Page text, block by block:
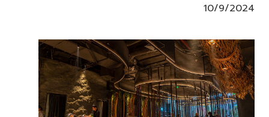
10/9/2024